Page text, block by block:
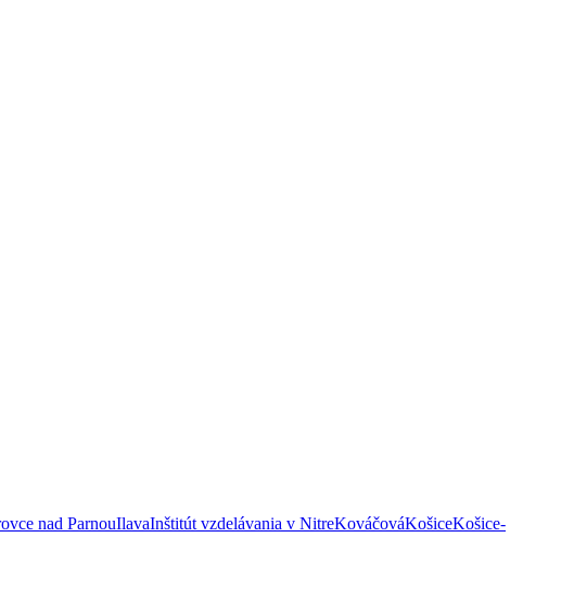
nad ParnouIlavaInštitút vzdelávania v NitreKováčováKošiceKošice-